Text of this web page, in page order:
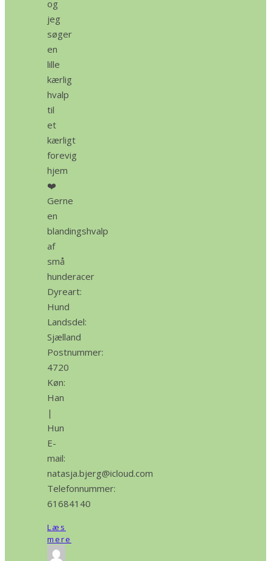
og
jeg
søger
en
lille
kærlig
hvalp
til
et
kærligt
forevig
hjem
❤️
Gerne
en
blandingshvalp
af
små
hunderacer
Dyreart:
Hund
Landsdel:
Sjælland
Postnummer:
4720
Køn:
Han
|
Hun
E-
mail:
natasja.bjerg@icloud.com
Telefonnummer:
61684140
Læs
mere